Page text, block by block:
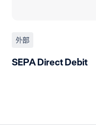
外部
SEPA Direct Debit